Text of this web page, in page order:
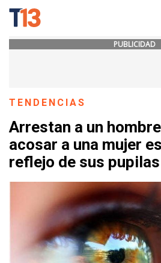
PUBLICIDAD
TENDENCIAS
Arrestan a un
acosar a una mujer
reflejo de sus pupilas